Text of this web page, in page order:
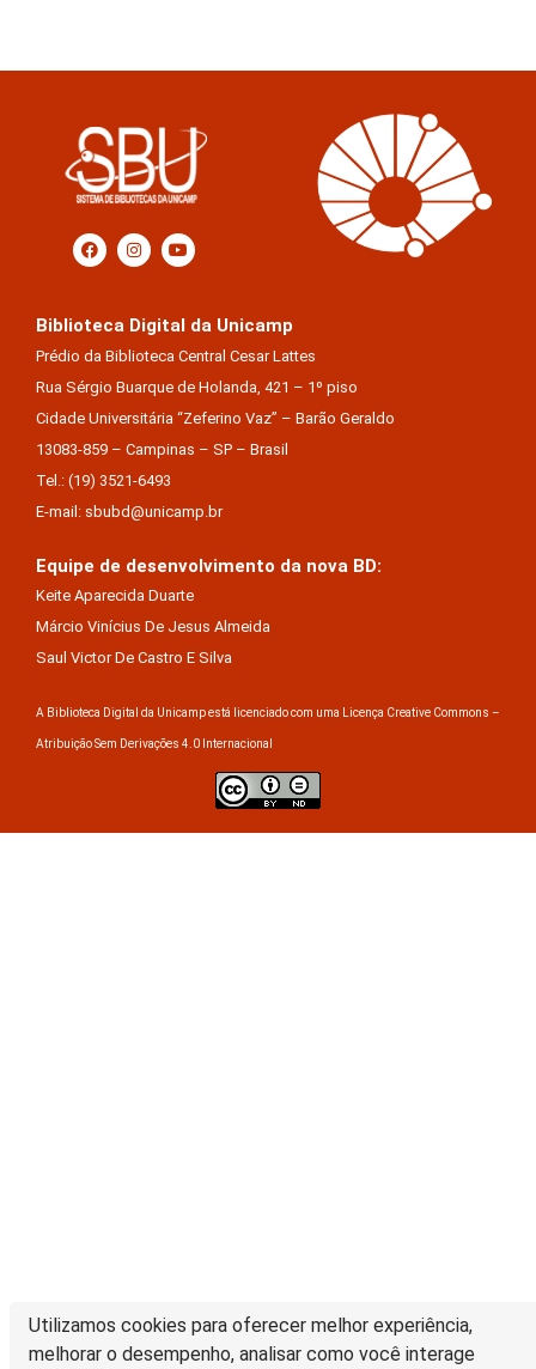
Utilizamos cookies para oferecer melhor experiência,
melhorar o desempenho, analisar como você interage
Biblioteca Digital da Unicamp
Prédio da Biblioteca Central Cesar Lattes
Rua Sérgio Buarque de Holanda, 421 – 1º piso
Cidade Universitária “Zeferino Vaz” – Barão Geraldo
13083-859 – Campinas – SP – Brasil
Tel.: (19) 3521-6493
E-mail: sbubd@unicamp.br
Equipe de desenvolvimento da nova BD:
Keite Aparecida Duarte
Márcio Vinícius De Jesus Almeida
Saul Victor De Castro E Silva
A Biblioteca Digital da Unicamp está licenciado com uma Licença Creative Commons –
Atribuição Sem Derivações 4.0 Internacional